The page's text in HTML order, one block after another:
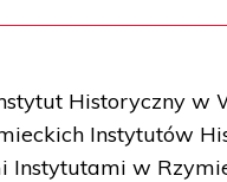
Historyczny w
Instytutów
Instytutami w